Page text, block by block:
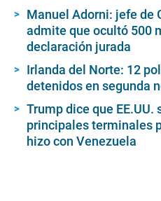
Manuel Adorni: jefe de
admite que ocultó 500
declaración jurada
Irlanda del Norte: 12
detenidos en segunda
Trump dice que EE.UU.
principales terminales
hizo con Venezuela